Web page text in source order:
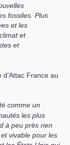
fossiles. Plus
et les
et
et
d’Attac France au
comme un
les plus
à peu près rien
vivable pour les